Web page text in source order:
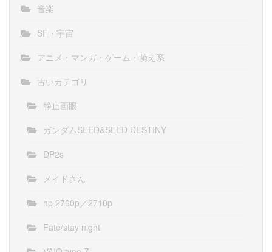
音楽
SF・宇宙
アニメ・マンガ・ゲーム・萌え系
古いカテゴリ
静止画眼
ガンダムSEED&SEED DESTINY
DP2s
メイドさん
hp 2760p／2710p
Fate/stay night